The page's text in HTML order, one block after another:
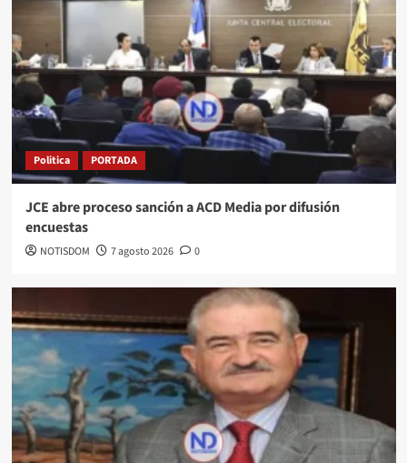
Politica PORTADA
JCE abre proceso sanción a ACD Media por difusión
encuestas
NOTISDOM 7 agosto 2026 0